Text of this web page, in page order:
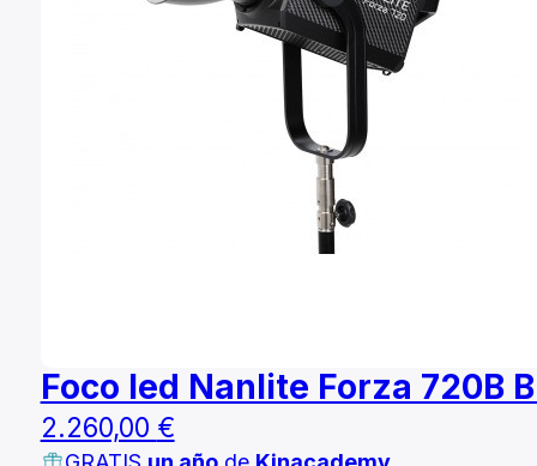
Foco led Nanlite Forza 720B
2.260,00 €